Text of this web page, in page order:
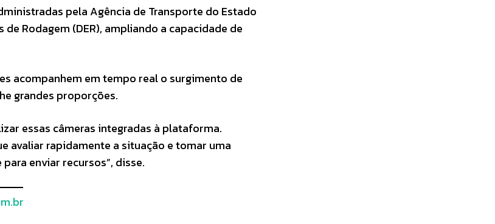
pela Agência de Transporte do Estado
Rodagem (DER), ampliando a capacidade de
acompanhem em tempo real o surgimento de
grandes proporções.
essas câmeras integradas à plataforma.
avaliar rapidamente a situação e tomar uma
enviar recursos”, disse.